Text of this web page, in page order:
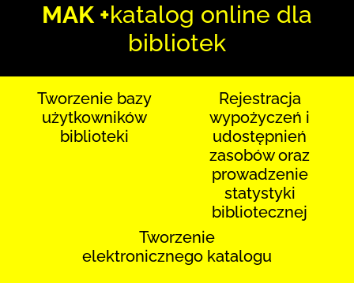
MAK +katalog online dla
bibliotek
Tworzenie bazy
użytkowników
biblioteki
Rejestracja
wypożyczeń i
udostępnień
zasobów oraz
prowadzenie
statystyki
bibliotecznej
Tworzenie
elektronicznego katalogu